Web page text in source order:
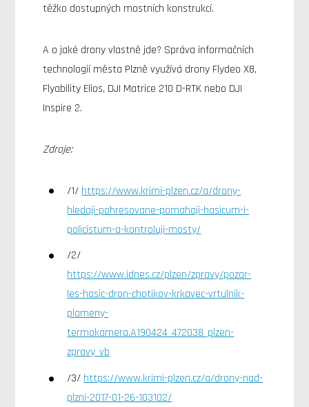
těžko dostupných mostních konstrukcí.
A o jaké drony vlastně jde? Správa informačních
technologií města Plzně využívá drony Flydeo X8,
Flyability Elios, DJI Matrice 210 D-RTK nebo DJI
Inspire 2.
Zdroje:
/1/ https://www.krimi-plzen.cz/a/drony-
hledaji-pohresovane-pomahaji-hasicum-i-
policistum-a-kontroluji-mosty/
/2/
https://www.idnes.cz/plzen/zpravy/pozar-
les-hasic-dron-chotikov-krkavec-vrtulnik-
plameny-
termokamera.A190424_472038_plzen-
zpravy_vb
/3/ https://www.krimi-plzen.cz/a/drony-nad-
plzni-2017-01-26-103102/